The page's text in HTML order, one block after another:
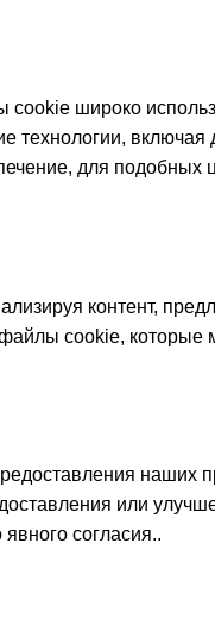
широко
технологии,
для
контент,
cookie,
наших
или
согласия..